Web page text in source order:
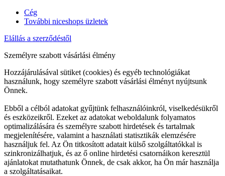
Cég
További niceshops üzletek
Elállás a szerződéstől
Személyre szabott vásárlási élmény
Hozzájárulásával sütiket (cookies) és egyéb technológiákat
használunk, hogy személyre szabott vásárlási élményt nyújtsunk
Önnek.
Ebből a célból adatokat gyűjtünk felhasználóinkról, viselkedésükről
és eszközeikről. Ezeket az adatokat weboldalunk folyamatos
optimalizálására és személyre szabott hirdetések és tartalmak
megjelenítésére, valamint a használati statisztikák elemzésére
használjuk fel. Az Ön titkosított adatait külső szolgáltatókkal is
szinkronizálhatjuk, és az ő online hirdetési csatornáikon keresztül
ajánlatokat mutathatunk Önnek, de csak akkor, ha Ön már használja
a szolgáltatásaikat.